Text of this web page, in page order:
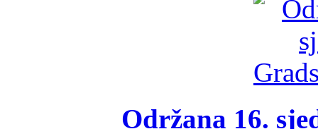
Održana 16.